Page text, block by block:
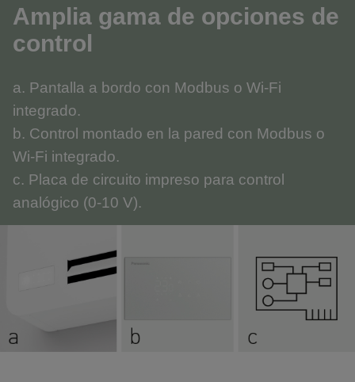
Amplia gama de opciones de
control
a. Pantalla a bordo con Modbus o Wi-Fi
integrado.
b. Control montado en la pared con Modbus o
Wi-Fi integrado.
c. Placa de circuito impreso para control
analógico (0-10 V).